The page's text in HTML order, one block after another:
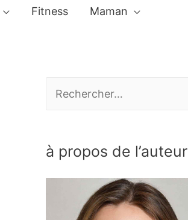
Fitness Maman
h
à propos de l’auteur